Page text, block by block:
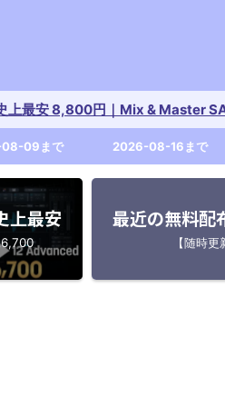
最安 8,800円｜Mix & Master
09まで 2026-08-16まで
上最安 最近の無料配
【随時更